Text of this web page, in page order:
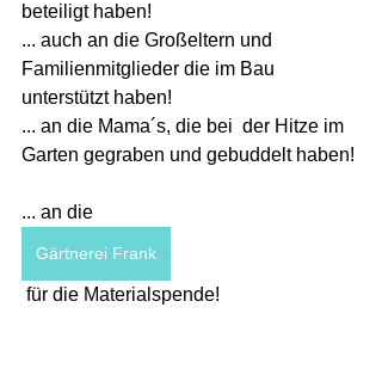
beteiligt haben!
... auch an die Großeltern und
Familienmitglieder die im Bau
unterstützt haben!
... an die Mama´s, die bei  der Hitze im
Garten gegraben und gebuddelt haben!
... an die
Gärtnerei Frank
für die Materialspende!